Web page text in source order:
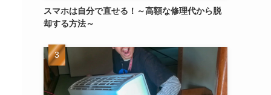
スマホは自分で直せる！～高額な修理代から脱
却する方法～